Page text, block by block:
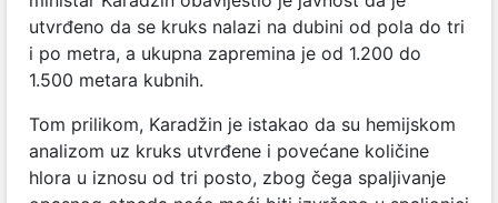
utvrđeno da se kruks nalazi na dubini od pola do tri
i po metra, a ukupna zapremina je od 1.200 do
1.500 metara kubnih.
Tom prilikom, Karadžin je istakao da su hemijskom
analizom uz kruks utvrđene i povećane količine
hlora u iznosu od tri posto, zbog čega spaljivanje